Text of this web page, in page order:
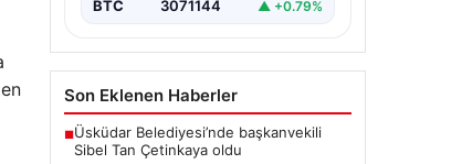
DAP Gayrimenkul Geliştirme,
BTC 3071144 ▲ +0.79%
Son Eklenen Haberler
■Üsküdar Belediyesi’nde başkanvekili
Sibel Tan Çetinkaya oldu